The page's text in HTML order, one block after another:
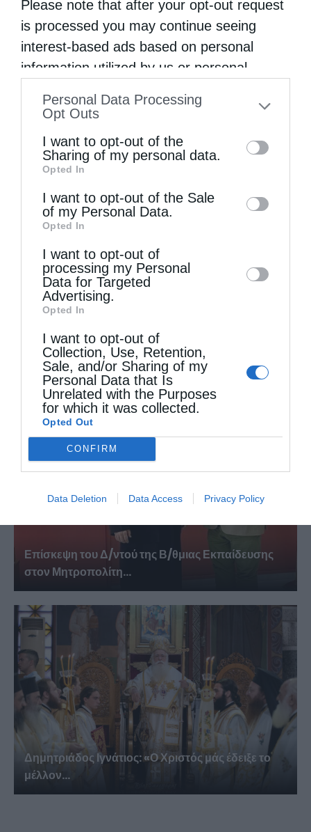
Please note that after your opt-out request
is processed you may continue seeing
interest-based ads based on personal
information utilized by us or personal
to your opt-out. You may separately opt-out
information by third parties on the IAB’s list
of downstream participants. This
information may also be disclosed by us to
third parties on theIAB’s List of
Downstream Participants
disclose it to other third parties.
Personal Data Processing
Opt Outs
I want to opt-out of the
Sharing of my personal data.
Opted In
I want to opt-out of the Sale
of my Personal Data.
Opted In
I want to opt-out of
processing my Personal
Data for Targeted
Advertising.
Opted In
I want to opt-out of
Collection, Use, Retention,
Sale, and/or Sharing of my
Personal Data that Is
Unrelated with the Purposes
for which it was collected.
Opted Out
CONFIRM
Data Deletion Data Access Privacy Policy
Ν. Ιωνίας Γαβριήλ: Η Θεία Κοινωνία γεμίζει την...
Πανηγυρικός εορτασμός της Μεταμορφώσεως
του Σωτήρος στην Αλεξανδρούπολη...
Επίσκεψη του Δ/ντού της Β/θμιας Εκπαίδευσης
στον Μητροπολίτη...
Δημητριάδος Ιγνάτιος: «Ο Χριστός μάς έδειξε το
μέλλον...